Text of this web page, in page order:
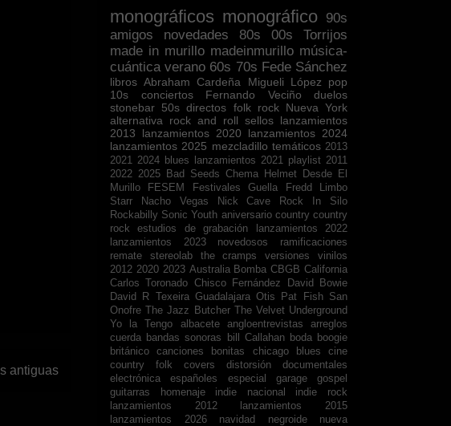
antiguas
monográficos monográfico 90s
amigos
novedades 80s 00s
Torrijos
made in murillo madeinmurillo música-
cuántica verano 60s 70s Fede Sánchez
libros Abraham Cardeña Migueli López
pop
10s
conciertos Fernando Veciño
duelos
stonebar 50s directos folk rock Nueva York
alternativa
rock and roll sellos lanzamientos
2013
lanzamientos 2020
lanzamientos 2024
lanzamientos 2025 mezcladillo temáticos 2013
2021
2024 blues lanzamientos 2021 playlist 2011
2022 2025 Bad Seeds Chema Helmet
Desde El
Murillo
FESEM Festivales Guella Fredd
Limbo
Starr
Nacho Vegas Nick Cave
Rock In Silo
Rockabilly Sonic Youth aniversario country country
rock
estudios de grabación
lanzamientos 2022
lanzamientos 2023
novedosos
ramificaciones
remate
stereolab the cramps versiones
vinilos
2012 2020 2023 Australia Bomba CBGB California
Carlos Toronado Chisco Fernández
David Bowie
David R Texeira Guadalajara Otis Pat Fish San
Onofre The Jazz Butcher The Velvet Underground
Yo la Tengo
albacete angloentrevistas
arreglos
cuerda
bandas sonoras bill Callahan boda
boogie
británico
canciones bonitas chicago blues
cine
country folk
covers distorsión
documentales
electrónica
españoles especial garage
gospel
guitarras
homenaje indie nacional
indie rock
lanzamientos 2012
lanzamientos 2015
lanzamientos 2026
navidad negroide
nueva